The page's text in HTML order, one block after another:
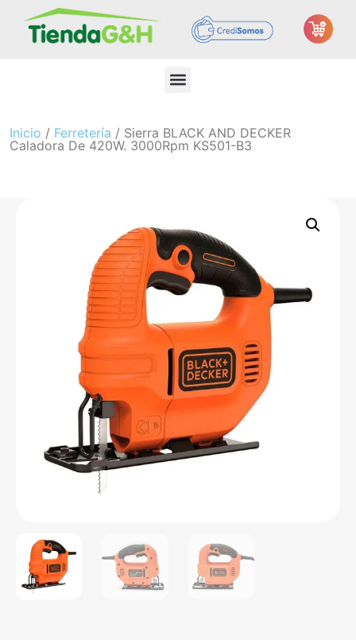
Inicio / Ferretería / Sierra BLACK AND DECKER
Caladora De 420W. 3000Rpm KS501-B3